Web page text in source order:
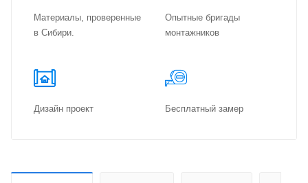
Материалы, проверенные
в Сибири.
Опытные бригады
монтажников
Дизайн проект Бес­плат­ный замер